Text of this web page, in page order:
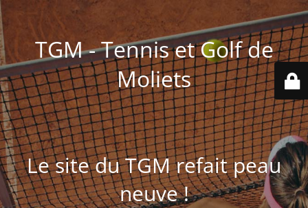
TGM - Tennis et Golf de
Moliets
Le site du TGM refait peau
neuve !